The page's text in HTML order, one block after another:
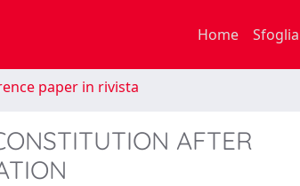
Home Sfoglia
paper in rivista
AFTER